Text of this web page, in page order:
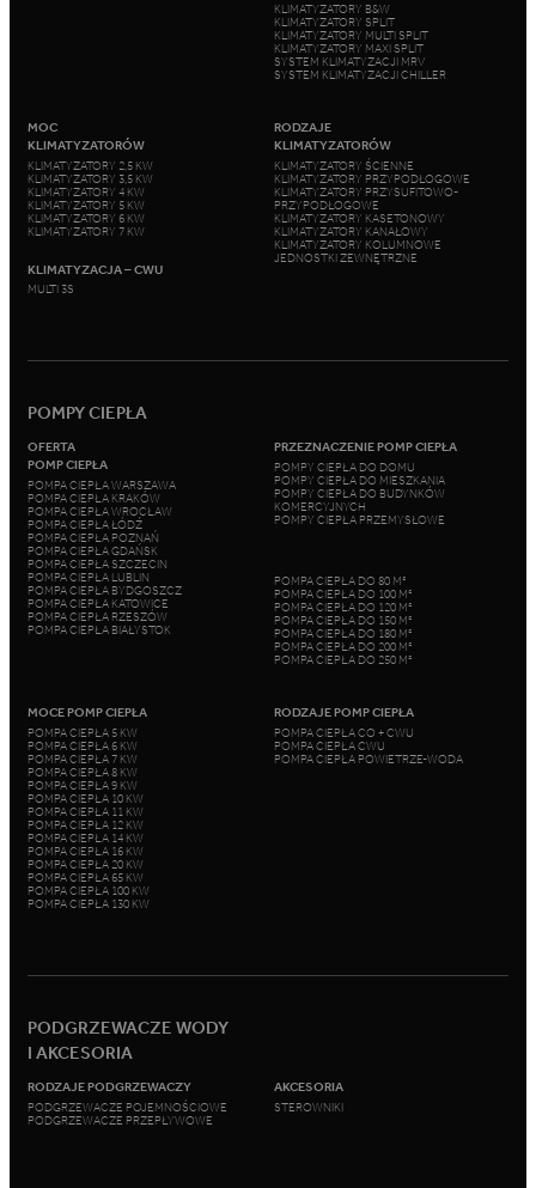
KLIMATYZATORY B&W
KLIMATYZATORY SPLIT
KLIMATYZATORY MULTI SPLIT
KLIMATYZATORY MAXI SPLIT
SYSTEM KLIMATYZACJI MRV
SYSTEM KLIMATYZACJI CHILLER
MOC
KLIMATYZATORÓW
KLIMATYZATORY 2,5 KW
KLIMATYZATORY 3,5 KW
KLIMATYZATORY 4 KW
KLIMATYZATORY 5 KW
KLIMATYZATORY 6 KW
KLIMATYZATORY 7 KW
KLIMATYZACJA – CWU
MULTI 3S
RODZAJE
KLIMATYZATORÓW
KLIMATYZATORY ŚCIENNE
KLIMATYZATORY PRZYPODŁOGOWE
KLIMATYZATORY PRZYSUFITOWO-
PRZYPODŁOGOWE
KLIMATYZATORY KASETONOWY
KLIMATYZATORY KANAŁOWY
KLIMATYZATORY KOLUMNOWE
JEDNOSTKI ZEWNĘTRZNE
POMPY CIEPŁA
OFERTA
POMP CIEPŁA
POMPA CIEPŁA WARSZAWA
POMPA CIEPŁA KRAKÓW
POMPA CIEPŁA WROCŁAW
POMPA CIEPŁA ŁÓDŹ
POMPA CIEPŁA POZNAŃ
POMPA CIEPŁA GDAŃSK
POMPA CIEPŁA SZCZECIN
POMPA CIEPŁA LUBLIN
POMPA CIEPŁA BYDGOSZCZ
POMPA CIEPŁA KATOWICE
POMPA CIEPŁA RZESZÓW
POMPA CIEPŁA BIAŁYSTOK
PRZEZNACZENIE POMP CIEPŁA
POMPY CIEPŁA DO DOMU
POMPY CIEPŁA DO MIESZKANIA
POMPY CIEPŁA DO BUDYNKÓW
KOMERCYJNYCH
POMPY CIEPŁA PRZEMYSŁOWE
POMPA CIEPŁA DO 80 M²
POMPA CIEPŁA DO 100 M²
POMPA CIEPŁA DO 120 M²
POMPA CIEPŁA DO 150 M²
POMPA CIEPŁA DO 180 M²
POMPA CIEPŁA DO 200 M²
POMPA CIEPŁA DO 250 M²
MOCE POMP CIEPŁA
POMPA CIEPŁA 5 KW
POMPA CIEPŁA 6 KW
POMPA CIEPŁA 7 KW
POMPA CIEPŁA 8 KW
POMPA CIEPŁA 9 KW
POMPA CIEPŁA 10 KW
POMPA CIEPŁA 11 KW
POMPA CIEPŁA 12 KW
POMPA CIEPŁA 14 KW
POMPA CIEPŁA 16 KW
POMPA CIEPŁA 20 KW
POMPA CIEPŁA 65 KW
POMPA CIEPŁA 100 KW
POMPA CIEPŁA 130 KW
RODZAJE POMP CIEPŁA
POMPA CIEPŁA CO + CWU
POMPA CIEPŁA CWU
POMPA CIEPŁA POWIETRZE-WODA
PODGRZEWACZE WODY
I AKCESORIA
RODZAJE PODGRZEWACZY
PODGRZEWACZE POJEMNOŚCIOWE
PODGRZEWACZE PRZEPŁYWOWE
AKCESORIA
STEROWNIKI